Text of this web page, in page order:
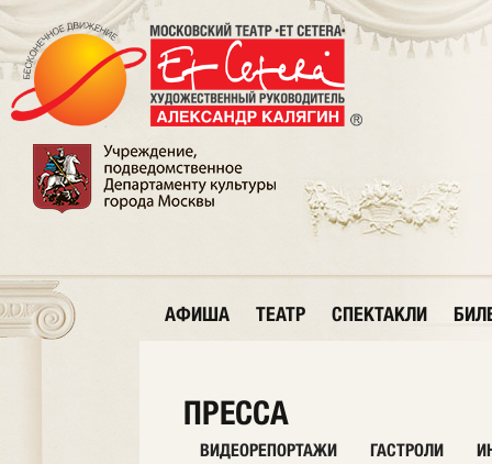
АФИША ТЕАТР СПЕКТАКЛИ
ПРЕССА
ВИДЕОРЕПОРТАЖИ ГАСТРОЛИ